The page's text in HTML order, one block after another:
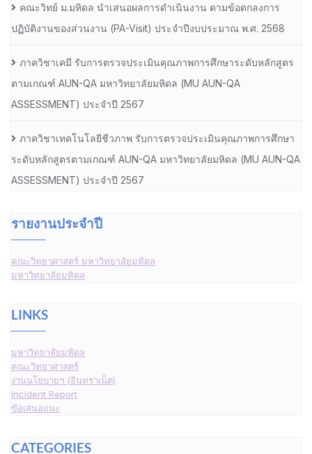
คณะวิทย์ ม.มหิดล นำเสนอผลการดำเนินงาน ตามข้อตกลงการ
ปฏิบัติงานของส่วนงาน (PA-Visit) ประจำปีงบประมาณ พ.ศ. 2568
ภาควิชาเคมี รับการตรวจประเมินคุณภาพการศึกษาระดับหลักสูตร
ตามเกณฑ์ AUN-QA มหาวิทยาลัยมหิดล (MU AUN-QA
ASSESSMENT) ประจำปี 2567
ภาควิชาเทคโนโลยีชีวภาพ รับการตรวจประเมินคุณภาพการศึกษา
ระดับหลักสูตรตามเกณฑ์ AUN-QA มหาวิทยาลัยมหิดล (MU AUN-QA
ASSESSMENT) ประจำปี 2567
รายงานประจำปี
คณะวิทยาศาสตร์ มหาวิทยาลัยมหิดล
มหาวิทยาลัยมหิดล
LINKS
มหาวิทยาลัยมหิดล
คณะวิทยาศาสตร์
งานนโยบายฯ (อินทราเน็ต)
Incident Report
ข้อเสนอแนะ
CATEGORIES